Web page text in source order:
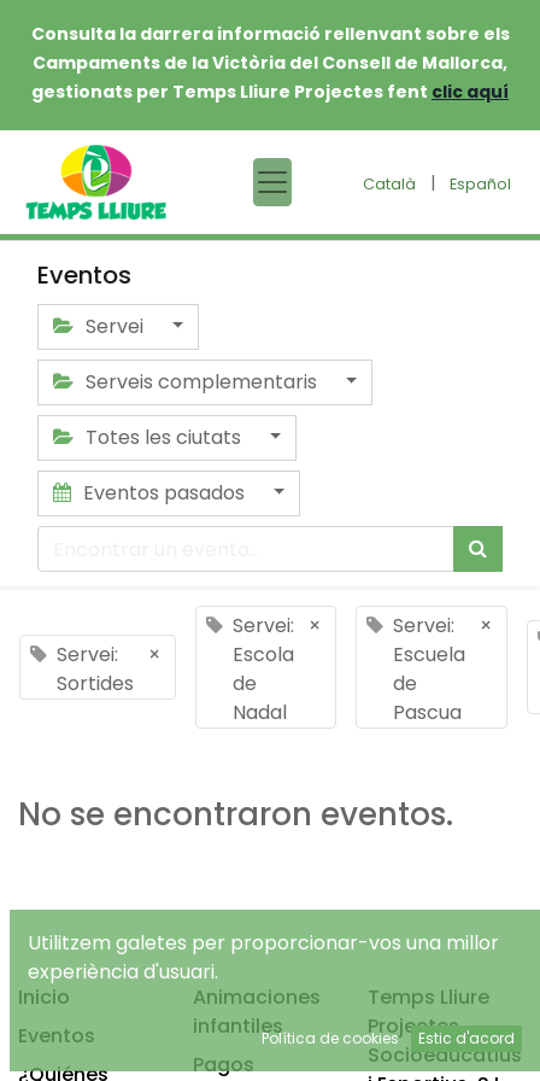
Consulta la darrera informació rellenvant sobre els
Campaments de la Victòria del Consell de Mallorca,
gestionats per Temps Lliure Projectes fent clic aquí
Català | Español
Eventos
Servei
Serveis complementaris
Totes les ciutats
Eventos pasados
Servei:
Sortides
×
Servei:
Escola
de
Nadal
×
Servei:
Escuela
de
Pascua
×
No se encontraron eventos.
Inicio
Eventos
¿Quiénes
Animaciones
infantiles
Pagos
Temps Lliure
Projectes
Socioeducatius
Utilitzem galetes per proporcionar-vos una millor
experiència d'usuari.
Política de cookies Estic d'acord